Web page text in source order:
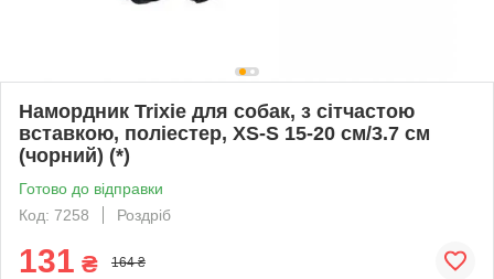
Намордник Trixie для собак, з сітчастою
вставкою, поліестер, XS-S 15-20 см/3.7 см
(чорний) (*)
Готово до відправки
Код: 7258
Роздріб
131 ₴ 164 ₴